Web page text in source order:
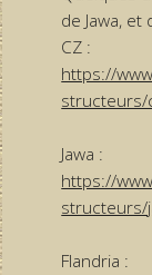
de Jawa, et
CZ :
https://
structeurs/
Jawa :
https://
structeurs/
Flandria :